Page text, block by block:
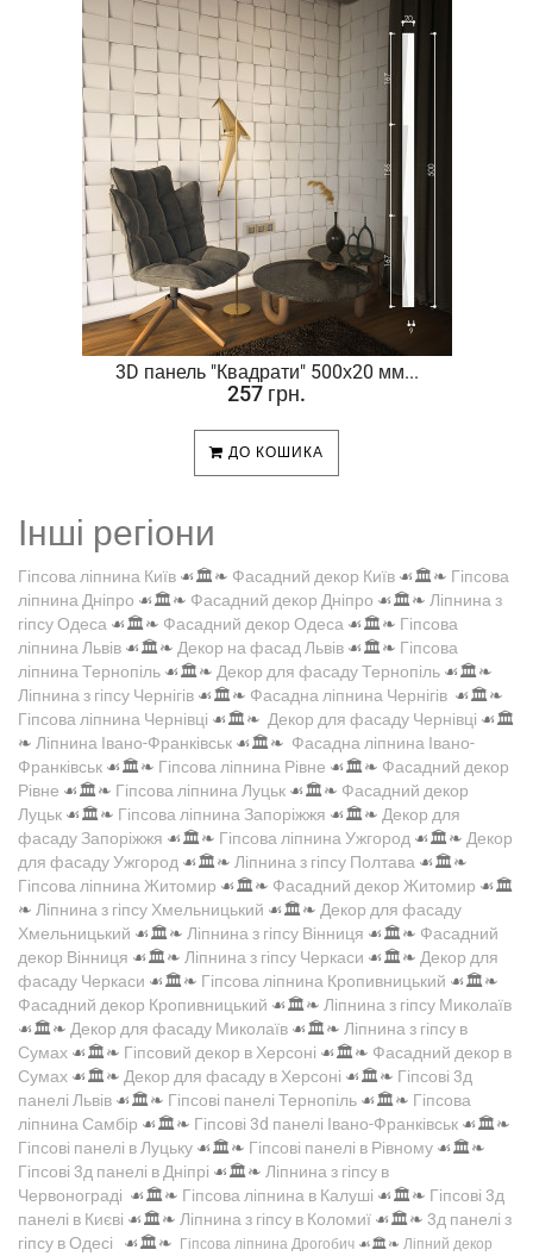
3D панель "Квадрати" 500х20 мм...
257 грн.
ДО КОШИКА
Інші регіони
Гіпсова ліпнина Київ ☙🏛️❧ Фасадний декор Київ ☙🏛️❧ Гіпсова
ліпнина Дніпро ☙🏛️❧ Фасадний декор Дніпро ☙🏛️❧ Ліпнина з
гіпсу Одеса ☙🏛️❧ Фасадний декор Одеса ☙🏛️❧ Гіпсова
ліпнина Львів ☙🏛️❧ Декор на фасад Львів ☙🏛️❧ Гіпсова
ліпнина Тернопіль ☙🏛️❧ Декор для фасаду Тернопіль ☙🏛️❧
Ліпнина з гіпсу Чернігів ☙🏛️❧ Фасадна ліпнина Чернігів ☙🏛️❧
Гіпсова ліпнина Чернівці ☙🏛️❧ Декор для фасаду Чернівці ☙🏛️
❧ Ліпнина Івано-Франківськ ☙🏛️❧ Фасадна ліпнина Івано-
Франківськ ☙🏛️❧ Гіпсова ліпнина Рівне ☙🏛️❧ Фасадний декор
Рівне ☙🏛️❧ Гіпсова ліпнина Луцьк ☙🏛️❧ Фасадний декор
Луцьк ☙🏛️❧ Гіпсова ліпнина Запоріжжя ☙🏛️❧ Декор для
фасаду Запоріжжя ☙🏛️❧ Гіпсова ліпнина Ужгород ☙🏛️❧ Декор
для фасаду Ужгород ☙🏛️❧ Ліпнина з гіпсу Полтава ☙🏛️❧
Гіпсова ліпнина Житомир ☙🏛️❧ Фасадний декор Житомир ☙🏛️
❧ Ліпнина з гіпсу Хмельницький ☙🏛️❧ Декор для фасаду
Хмельницький ☙🏛️❧ Ліпнина з гіпсу Вінниця ☙🏛️❧ Фасадний
декор Вінниця ☙🏛️❧ Ліпнина з гіпсу Черкаси ☙🏛️❧ Декор для
фасаду Черкаси ☙🏛️❧ Гіпсова ліпнина Кропивницький ☙🏛️❧
Фасадний декор Кропивницький ☙🏛️❧ Ліпнина з гіпсу Миколаїв
☙🏛️❧ Декор для фасаду Миколаїв ☙🏛️❧ Ліпнина з гіпсу в
Сумах ☙🏛️❧ Гіпсовий декор в Херсоні ☙🏛️❧ Фасадний декор в
Сумах ☙🏛️❧ Декор для фасаду в Херсоні ☙🏛️❧ Гіпсові 3д
панелі Львів ☙🏛️❧ Гіпсові панелі Тернопіль ☙🏛️❧ Гіпсова
ліпнина Самбір ☙🏛️❧ Гіпсові 3d панелі Івано-Франківськ ☙🏛️❧
Гіпсові панелі в Луцьку ☙🏛️❧ Гіпсові панелі в Рівному ☙🏛️❧
Гіпсові 3д панелі в Дніпрі ☙🏛️❧ Ліпнина з гіпсу в
Червонограді ☙🏛️❧ Гіпсова ліпнина в Калуші ☙🏛️❧ Гіпсові 3д
панелі в Києві ☙🏛️❧ Ліпнина з гіпсу в Коломиї ☙🏛️❧ 3д панелі з
гіпсу в Одесі ☙🏛️❧ Гіпсова ліпнина Дрогобич ☙🏛️❧ Ліпний декор